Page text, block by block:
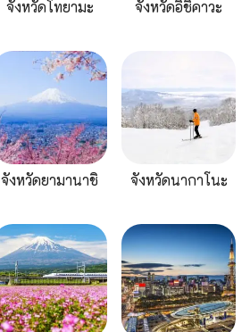
จังหวัดโทยามะ จังหวัดอิชิคาวะ
จังหวัดยามานาชิ จังหวัดนากาโนะ